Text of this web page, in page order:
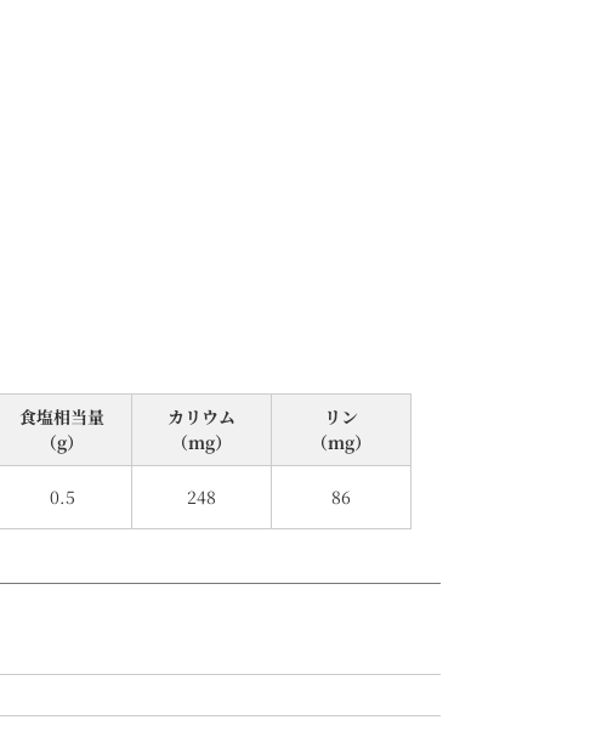
⾷塩相当量
（g）
0.5
カリウム
（mg）
248
リン
（mg）
86